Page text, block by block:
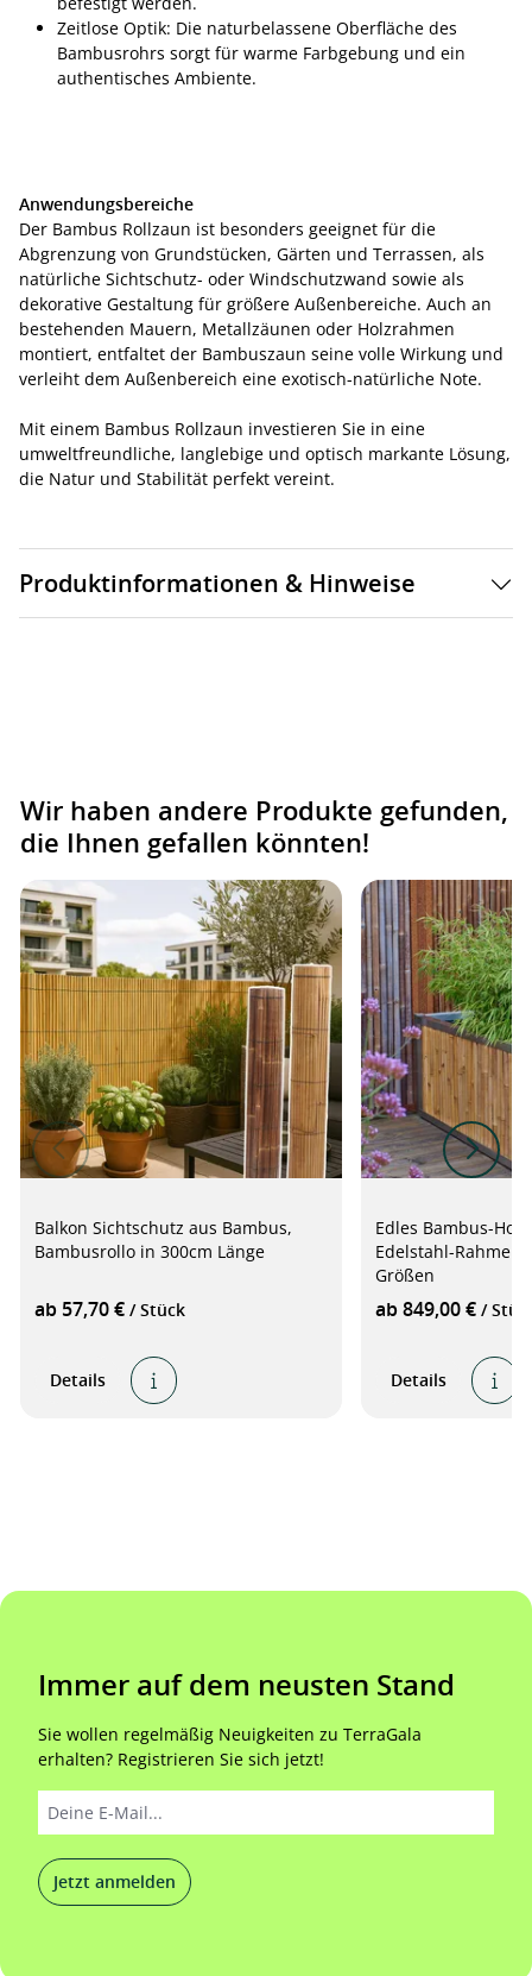
Zeitlose Optik: Die naturbelassene Oberfläche des
Bambusrohrs sorgt für warme Farbgebung und ein
authentisches Ambiente.
Anwendungsbereiche
Der Bambus Rollzaun ist besonders geeignet für die
Abgrenzung von Grundstücken, Gärten und Terrassen, als
natürliche Sichtschutz- oder Windschutzwand sowie als
dekorative Gestaltung für größere Außenbereiche. Auch an
bestehenden Mauern, Metallzäunen oder Holzrahmen
montiert, entfaltet der Bambuszaun seine volle Wirkung und
verleiht dem Außenbereich eine exotisch-natürliche Note.
Mit einem Bambus Rollzaun investieren Sie in eine
umweltfreundliche, langlebige und optisch markante Lösung,
die Natur und Stabilität perfekt vereint.
Produktinformationen & Hinweise
Wir haben andere Produkte gefunden,
die Ihnen gefallen könnten!
Balkon Sichtschutz aus Bambus,
Bambusrollo in 300cm Länge
ab 57,70 € / Stück
Details
Edles Bambus-
Edelstahl-
Größen
ab 849,00 € /
Details
Immer auf dem neusten Stand
Sie wollen regelmäßig Neuigkeiten zu TerraGala
erhalten? Registrieren Sie sich jetzt!
Jetzt anmelden